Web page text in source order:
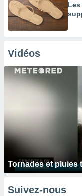
Vidéos
Tornades et pluies
Suivez-nous